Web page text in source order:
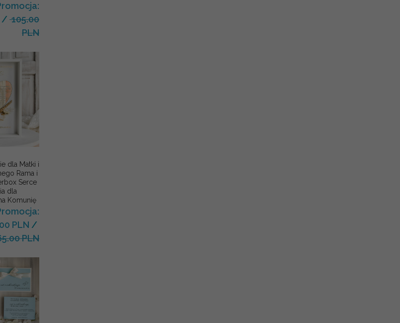
/ 105.00
PLN
dla Matki i
Rama i
Serce
dla
Komunię
PLN /
PLN